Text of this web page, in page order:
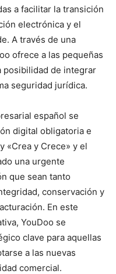
a facilitar la transición
electrónica y el
A través de una
ofrece a las pequeñas
posibilidad de integrar
seguridad jurídica.
español se
digital obligatoria e
«Crea y Crece» y el
una urgente
que sean tanto
conservación y
En este
YouDoo se
clave para aquellas
a las nuevas
comercial.